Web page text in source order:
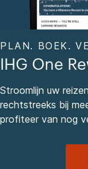
PLAN. BOEK.
IHG One
Stroomlijn uw
rechtstreeks bij
profiteer van nog